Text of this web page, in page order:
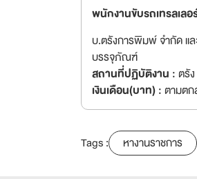
พนักงานขับรถเทรลเลอ
บ.ตรังการพิมพ์ จำกัด แล
บรรจุภัณฑ์
สถานที่ปฏิบัติงาน :ตรัง
เงินเดือน(บาท) :ตามตก
Tags : หางานราชการ